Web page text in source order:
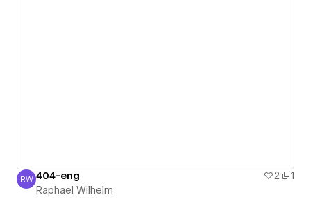
Raphael Wilhelm
RW 404-eng 2
1
Raphael Wilhelm